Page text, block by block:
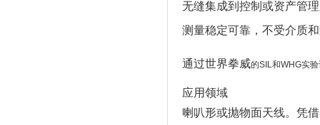
无缝集成到控制或资产管
测量稳定可靠，不受介质
通过世界拳威的SIL和WHG实
应用领域
喇叭形或抛物面天线。凭